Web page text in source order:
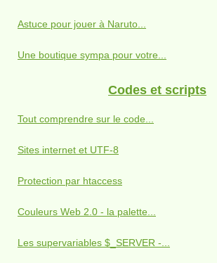
Astuce pour jouer à Naruto...
Une boutique sympa pour votre...
Codes et scripts
Tout comprendre sur le code...
Sites internet et UTF-8
Protection par htaccess
Couleurs Web 2.0 - la palette...
Les supervariables $_SERVER -...